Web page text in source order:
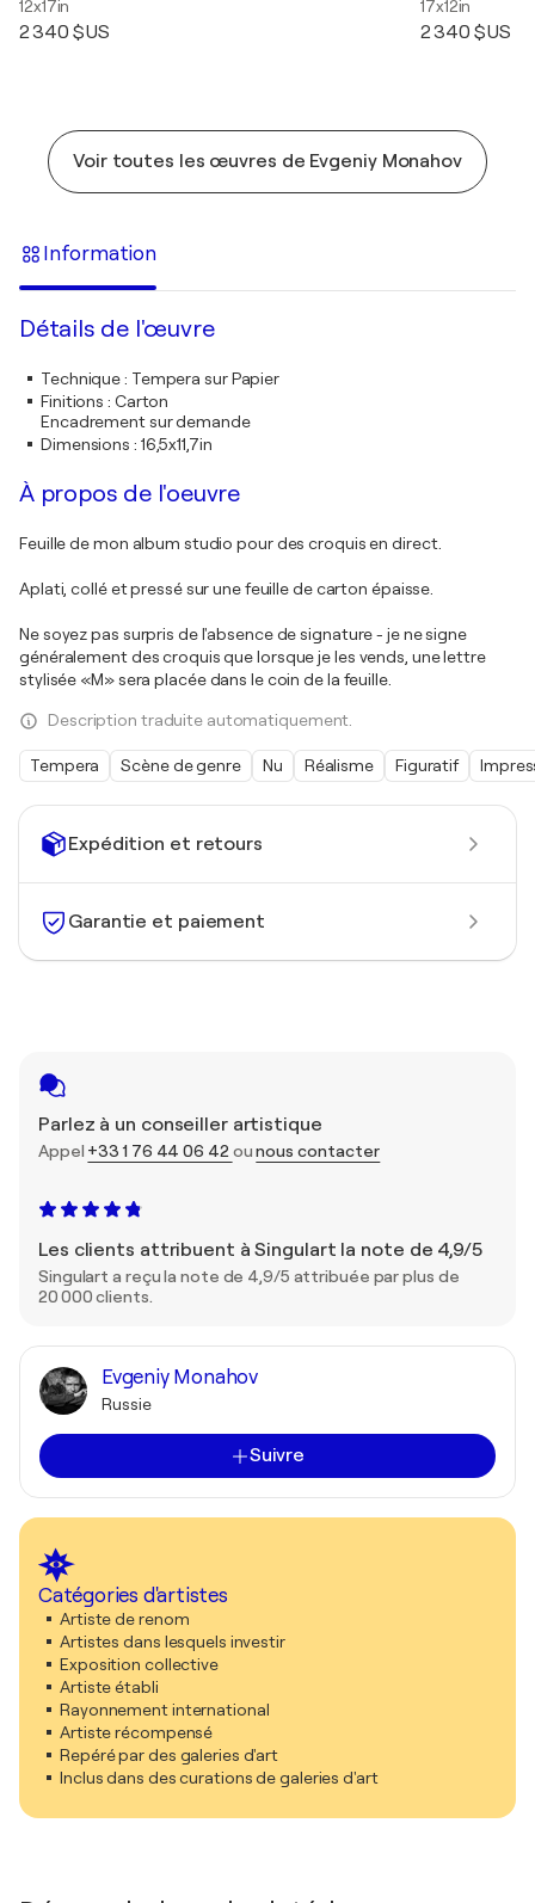
Expédition et retours
Garantie et paiement
Parlez à un conseiller artistique
Appel +33 1 76 44 06 42 ounous contacter
Les clients attribuent à Singulart la note de 4,9/5
Singulart a reçu la note de 4,9/5 attribuée par plus de
20 000 clients.
Evgeniy Monahov
Russie
Suivre
Catégories d'artistes
Artiste de renom
Artistes dans lesquels investir
Exposition collective
Artiste établi
Rayonnement international
Artiste récompensé
Repéré par des galeries d'art
Inclus dans des curations de galeries d'art
12x17in
2 340 $US
17x12in
2 340 $US
Voir toutes les œuvres de Evgeniy Monahov
Information
Détails de l'œuvre
Technique: Tempera sur Papier
Finitions : Carton
Encadrement sur demande
Dimensions : 16,5x11,7in
À propos de l'oeuvre
Feuille de mon album studio pour des croquis en direct.
Aplati, collé et pressé sur une feuille de carton épaisse.
Ne soyez pas surpris de l'absence de signature - je ne signe
généralement des croquis que lorsque je les vends, une lettre
stylisée «M» sera placée dans le coin de la feuille.
Description traduite automatiquement.
Tempera Scène de genre Nu Réalisme Figuratif